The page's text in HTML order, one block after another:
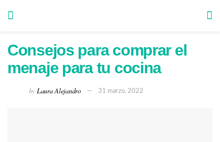
Consejos para comprar el
menaje para tu cocina
by Laura Alejandro 31 marzo, 2022